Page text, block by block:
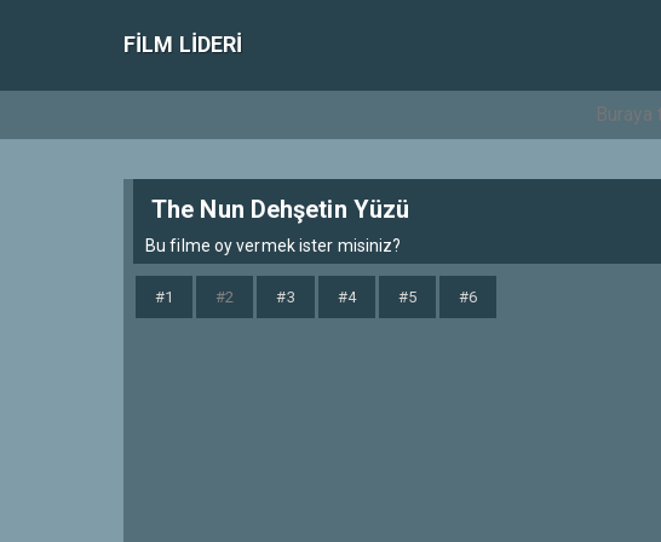
FILM LIDERI
The Nun Dehşetin Yüzü
Bu filme oy vermek ister misiniz?
#1 #2 #3 #4 #5 #6